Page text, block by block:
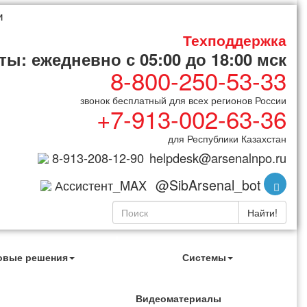
Техподдержка
ежедневно с 05:00 до 18:00 мск
8-800-250-53-33
звонок бесплатный для всех регионов России
+7-913-002-63-36
для Республики Казахстан
8-913-208-12-90 helpdesk@arsenalnpo.ru
Ассистент_MAX @SibArsenal_bot
Найти!
решения Системы
Видеоматериалы